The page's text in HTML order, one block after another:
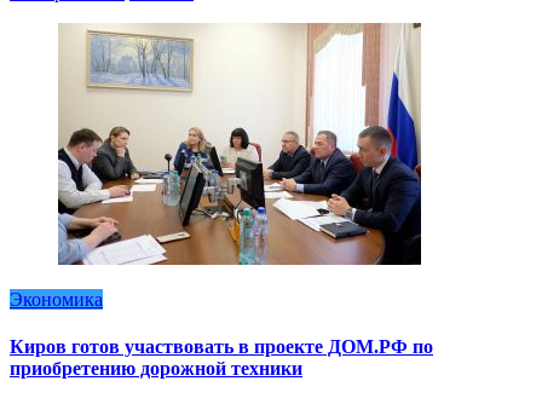
Экономика
Киров готов участвовать в проекте ДОМ.РФ по
приобретению дорожной техники